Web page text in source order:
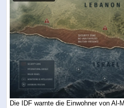
Die IDF warnte die Einwohner von Al-